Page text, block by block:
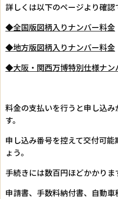
詳しくは以下のページより確認
◆全国版図柄入りナンバー料金
◆地方版図柄入りナンバー料金
◆大阪・関西万博特別仕様ナン
料金の支払いを行うと申し込
す。
申し込み番号を控えて交付可
ょう。
手続きには数百円ほどかかりま
申請書、手数料納付書、自動